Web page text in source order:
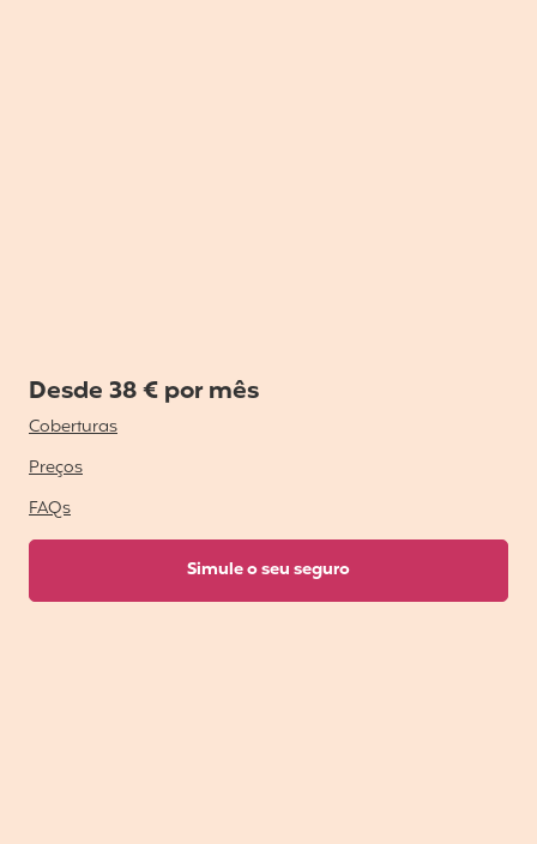
Desde 38 € por mês
Coberturas
Preços
FAQs
Simule o seu seguro